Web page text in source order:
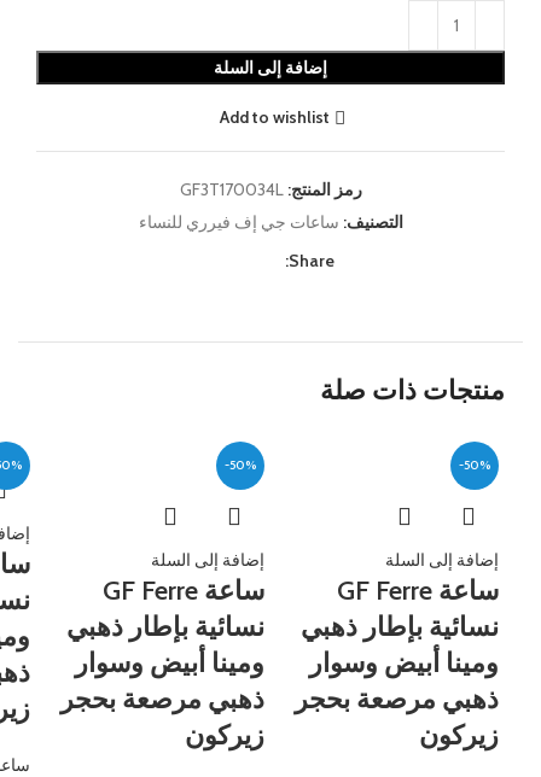
إضافة إلى السلة
Add to wishlist
رمز المنتج: GF3T170034L
التصنيف: ساعات جي إف فيرري للنساء
Share:
منتجات ذات صلة
-50%
إضافة إلى السلة
ساعة GF Ferre
نسائية بإطار ذهبي
ومينا أبيض وسوار
ذهبي مرصعة بحجر
زيركون
-50%
إضافة إلى السلة
ساعة GF Ferre
نسائية بإطار ذهبي
ومينا أبيض وسوار
ذهبي مرصعة بحجر
زيركون